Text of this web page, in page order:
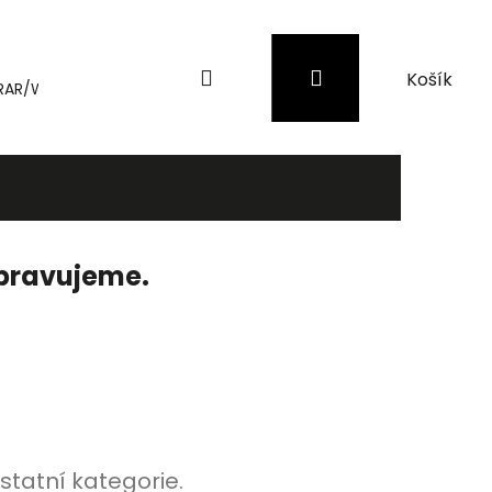
WinRAR Záložní zdroje (UPS) a přepěťové
PřihlášeníNákupní
košík
kategorie.